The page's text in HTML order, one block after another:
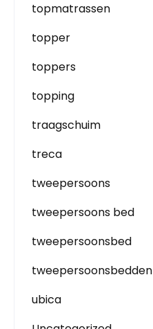
topmatrassen
topper
toppers
topping
traagschuim
treca
tweepersoons
tweepersoons bed
tweepersoonsbed
tweepersoonsbedden
ubica